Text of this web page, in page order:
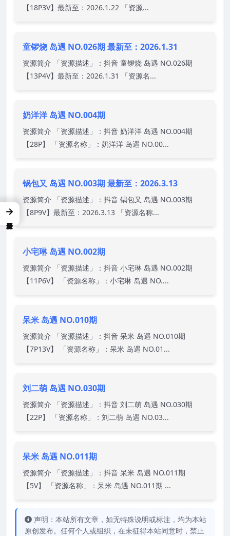
【18P3V】最新至：2026.1.22 「资源...
童锣烧 岛遇 NO.026期 最新至：2026.1.31
资源简介 「资源描述」：抖音 童锣烧 岛遇 NO.026期
【13P4V】最新至：2026.1.31 「资源名...
奶洋洋 岛遇 NO.004期
资源简介 「资源描述」：抖音 奶洋洋 岛遇 NO.004期
【28P】 「资源名称」：奶洋洋 岛遇 NO.00...
锅包又 岛遇 NO.003期 最新至：2026.3.13
资源简介 「资源描述」：抖音 锅包又 岛遇 NO.003期
【8P9V】最新至：2026.3.13 「资源名称...
小宅琳 岛遇 NO.002期
资源简介 「资源描述」：抖音 小宅琳 岛遇 NO.002期
【11P6V】 「资源名称」：小宅琳 岛遇 NO....
呆米 岛遇 NO.010期
资源简介 「资源描述」：抖音 呆米 岛遇 NO.010期
【7P13V】 「资源名称」：呆米 岛遇 NO.01...
刘二萌 岛遇 NO.030期
资源简介 「资源描述」：抖音 刘二萌 岛遇 NO.030期
【22P】 「资源名称」：刘二萌 岛遇 NO.03...
呆米 岛遇 NO.011期
资源简介 「资源描述」：抖音 呆米 岛遇 NO.011期
【5V】 「资源名称」：呆米 岛遇 NO.011期 ...
声明：本站所有文章，如无特殊说明或标注，均为本站
原创发布。任何个人或组织，在未征得本站同意时，禁止
→